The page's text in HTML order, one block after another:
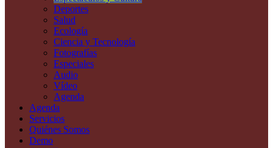
Deportes
Salud
Ecología
Ciencia y Tecnología
Fotografías
Especiales
Audio
Vídeo
Agenda
Agenda
Servicios
Quiénes Somos
Demo